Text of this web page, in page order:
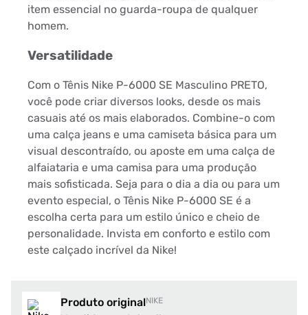
item essencial no guarda-roupa de qualquer
homem.
Versatilidade
Com o Tênis Nike P-6000 SE Masculino PRETO,
você pode criar diversos looks, desde os mais
casuais até os mais elaborados. Combine-o com
uma calça jeans e uma camiseta básica para um
visual descontraído, ou aposte em uma calça de
alfaiataria e uma camisa para uma produção
mais sofisticada. Seja para o dia a dia ou para um
evento especial, o Tênis Nike P-6000 SE é a
escolha certa para um estilo único e cheio de
personalidade. Invista em conforto e estilo com
este calçado incrível da Nike!
Produto originalNIKE